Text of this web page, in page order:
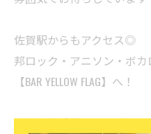
佐賀駅からもアクセス◎
邦ロック・アニソン・ボ
【BAR YELLOW FLAG】へ！
📍佐賀市愛敬町3-33 グリ